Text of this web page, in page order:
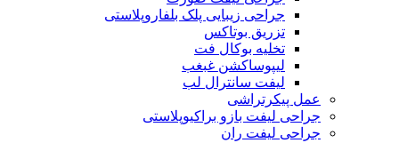
جراحی زیبایی پلک بلفاروپلاستی
تزریق بوتاکس
تخلیه بوکال فت
لیپوساکشن غبغب
لیفت سانترال لب
عمل پیکرتراشی
جراحی لیفت بازو براکیوپلاستی
جراحی لیفت ران